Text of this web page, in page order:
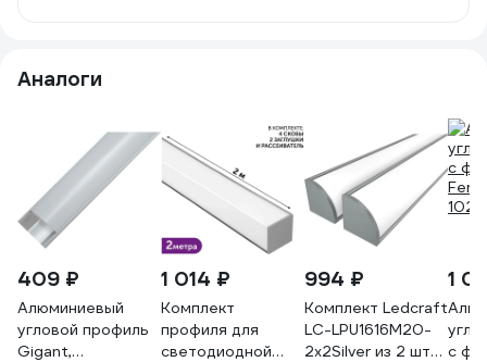
Аналоги
409 ₽
Алюминиевый
угловой профиль
Gigant,
1 014 ₽
Комплект
профиля для
светодиодной
994 ₽
Комплект Ledcraft
LC-LPU1616M20-
2x2Silver из 2 шт
1
с